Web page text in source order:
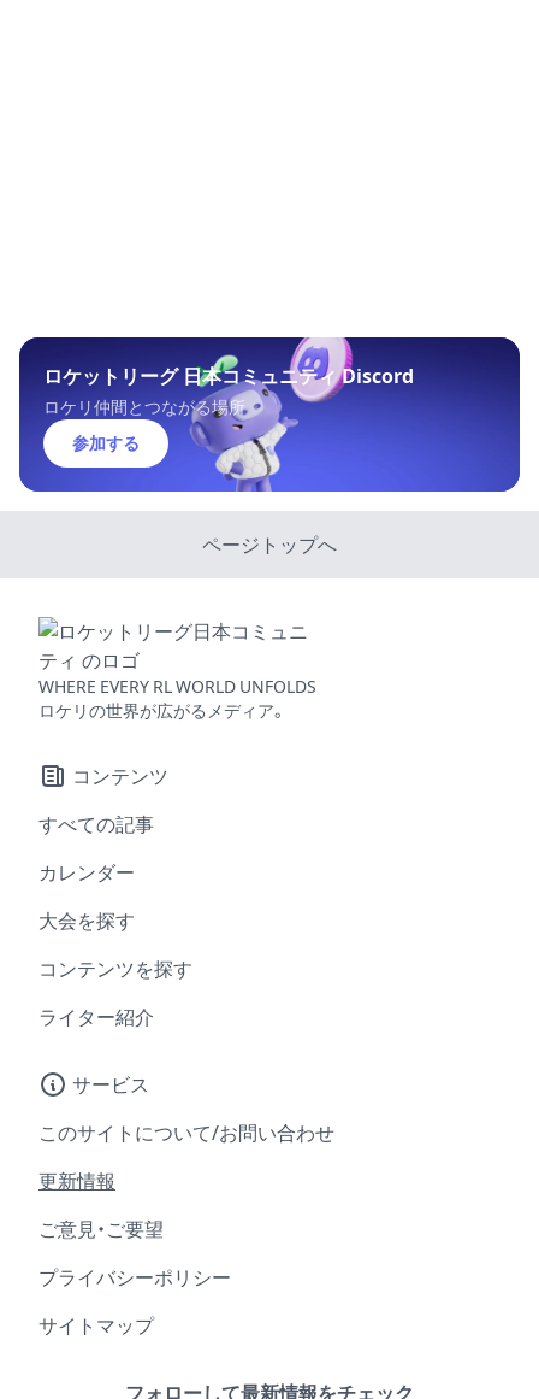
ロケットリーグ 日本コミュニティ Discord
ロケリ仲間とつながる場所
参加する
ページトップへ
WHERE EVERY RL WORLD UNFOLDS
ロケリの世界が広がるメディア。
コンテンツ
すべての記事
カレンダー
大会を探す
コンテンツを探す
ライター紹介
サービス
このサイトについて/お問い合わせ
更新情報
ご意見・ご要望
プライバシーポリシー
サイトマップ
フォローして最新情報をチェック